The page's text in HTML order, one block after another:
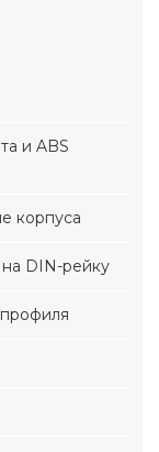
и ABS
корпуса
DIN-рейку